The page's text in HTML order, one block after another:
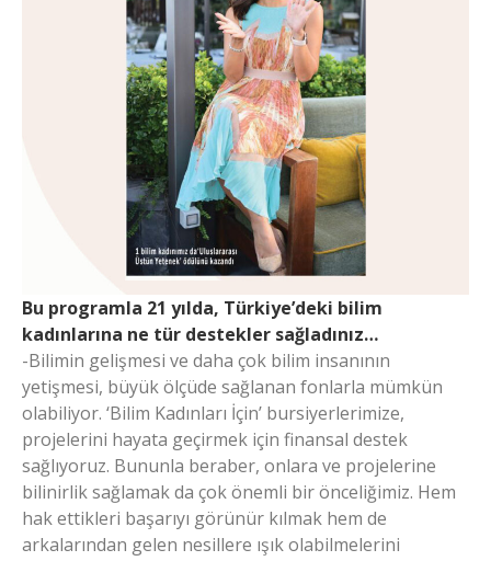
Bu programla 21 yılda, Türkiye’deki bilim
kadınlarına ne tür destekler sağladınız…
-Bilimin gelişmesi ve daha çok bilim insanının
yetişmesi, büyük ölçüde sağlanan fonlarla mümkün
olabiliyor. ‘Bilim Kadınları İçin’ bursiyerlerimize,
projelerini hayata geçirmek için finansal destek
sağlıyoruz. Bununla beraber, onlara ve projelerine
bilinirlik sağlamak da çok önemli bir önceliğimiz. Hem
hak ettikleri başarıyı görünür kılmak hem de
arkalarından gelen nesillere ışık olabilmelerini